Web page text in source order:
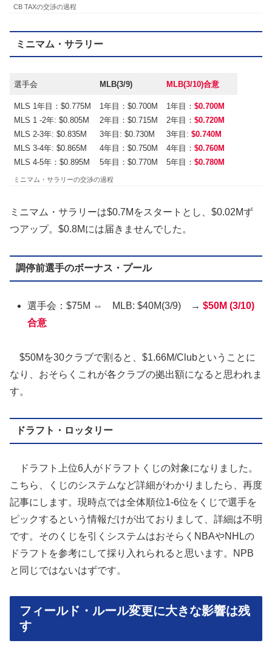
CB TAXの交渉の過程
ミニマム・サラリー
選手会 MLB(3/9) MLB(3/10)合意
MLS 1年目：$0.775M
MLS 1 -2年: $0.805M
MLS 2-3年: $0.835M
MLS 3-4年: $0.865M
MLS 4-5年：$0.895M
1年目：$0.700M
2年目：$0.715M
3年目: $0.730M
4年目：$0.750M
5年目：$0.770M
1年目：$0.700M
2年目：$0.720M
3年目:$0.740M
4年目：$0.760M
5年目：$0.780M
ミニマム・サラリーの交渉の過程
ミニマム・サラリーは$0.7Mをスタートとし、$0.02Mず
つアップ。$0.8Mには届きませんでした。
調停前選手のボーナス・プール
選手会：$75M ⇔ MLB: $40M(3/9) →$50M (3/10)
合意
$50Mを30クラブで割ると、$1.66M/Clubということに
なり、おそらくこれが各クラブの拠出額になると思われま
す。
ドラフト・ロッタリー
ドラフト上位6人がドラフトくじの対象になりました。
こちら、くじのシステムなど詳細がわかりましたら、再度
記事にします。現時点では全体順位1-6位をくじで選手を
ピックするという情報だけが出ておりまして、詳細は不明
です。そのくじを引くシステムはおそらくNBAやNHLの
ドラフトを参考にして採り入れられると思います。NPB
と同じではないはずです。
フィールド・ルール変更に大きな影響は残
す